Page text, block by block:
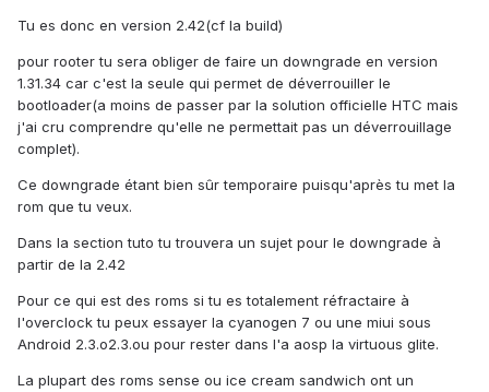
Tu es donc en version 2.42(cf la build)
pour rooter tu sera obliger de faire un downgrade en version
1.31.34 car c'est la seule qui permet de déverrouiller le
bootloader(a moins de passer par la solution officielle HTC mais
j'ai cru comprendre qu'elle ne permettait pas un déverrouillage
complet).
Ce downgrade étant bien sûr temporaire puisqu'après tu met la
rom que tu veux.
Dans la section tuto tu trouvera un sujet pour le downgrade à
partir de la 2.42
Pour ce qui est des roms si tu es totalement réfractaire à
l'overclock tu peux essayer la cyanogen 7 ou une miui sous
Android 2.3.o2.3.ou pour rester dans l'a aosp la virtuous glite.
La plupart des roms sense ou ice cream sandwich ont un